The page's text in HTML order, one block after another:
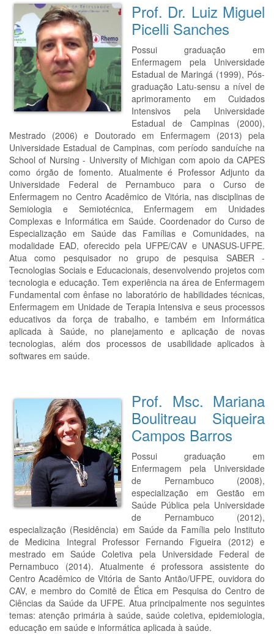
Prof. Dr. Luiz Miguel
Picelli Sanches
Possui graduação em
Enfermagem pela Universidade
Estadual de Maringá (1999), Pós-
graduação Latu-sensu a nível de
aprimoramento em Cuidados
Intensivos pela Universidade
Estadual de Campinas (2000),
Mestrado (2006) e Doutorado em Enfermagem (2013) pela
Universidade Estadual de Campinas, com período sanduíche na
School of Nursing - University of Michigan com apoio da CAPES
como órgão de fomento. Atualmente é Professor Adjunto da
Universidade Federal de Pernambuco para o Curso de
Enfermagem no Centro Acadêmico de Vitória, nas disciplinas de
Semiologia e Semiotécnica, Enfermagem em Unidades
Complexas e Informática em Saúde. Coordenador do Curso de
Especialização em Saúde das Famílias e Comunidades, na
modalidade EAD, oferecido pela UFPE/CAV e UNASUS-UFPE.
Atua como pesquisador no grupo de pesquisa SABER -
Tecnologias Sociais e Educacionais, desenvolvendo projetos com
tecnologia e educação. Tem experiência na área de Enfermagem
Fundamental com ênfase no laboratório de habilidades técnicas,
Enfermagem em Unidade de Terapia Intensiva e seus processos
educativos da força de trabalho, e também em Informática
aplicada à Saúde, no planejamento e aplicação de novas
tecnologias, além dos processos de usabilidade aplicados à
softwares em saúde.
Prof. Msc. Mariana
Boulitreau Siqueira
Campos Barros
Possui graduação em
Enfermagem pela Universidade
de Pernambuco (2008),
especialização em Gestão em
Saúde Pública pela Universidade
de Pernambuco (2012),
especialização (Residência) em Saúde da Família pelo Instituto
de Medicina Integral Professor Fernando Figueira (2012) e
mestrado em Saúde Coletiva pela Universidade Federal de
Pernambuco (2014). Atualmente é professora assistente do
Centro Acadêmico de Vitória de Santo Antão/UFPE, ouvidora do
CAV, e membro do Comitê de Ética em Pesquisa do Centro de
Ciências da Saúde da UFPE. Atua principalmente nos seguintes
temas: atenção primária à saúde, saúde coletiva, epidemiologia,
educação em saúde e informática aplicada à saúde.